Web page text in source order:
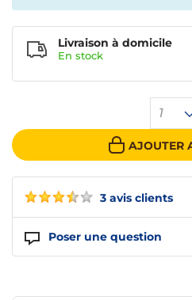
3 avis clients
Poser une question
1
AJOUTER
Livraison à domicile
En stock